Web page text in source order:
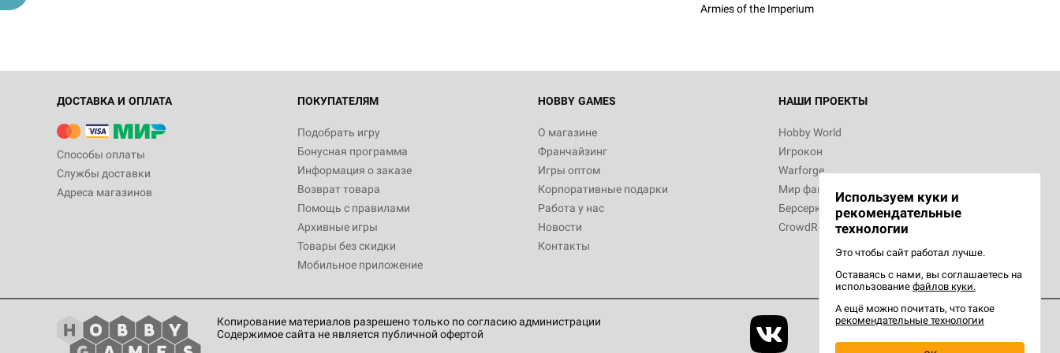
Armies of the Imperium
ДОСТАВКА И ОПЛАТА
Способы оплаты
Службы доставки
Адреса магазинов
ПОКУПАТЕЛЯМ
Подобрать игру
Бонусная программа
Информация о заказе
Возврат товара
Помощь с правилами
Архивные игры
Товары без скидки
Мобильное приложение
HOBBY GAMES
О магазине
Франчайзинг
Игры оптом
Корпоративные подарки
Работа у нас
Новости
Контакты
НАШИ ПРОЕКТЫ
Hobby World
Игрокон
Warforge
Мир фантастики
Берсерк
CrowdRepublic
Копирование материалов разрешено только по согласию администрации
Содержимое сайта не является публичной офертой
Используем куки и
рекомендательные
технологии
Это чтобы сайт работал лучше.
Оставаясь с нами, вы соглашаетесь на
использование файлов куки.
А ещё можно почитать, что такое
рекомендательные технологии
империи: Боевая тревога
799
Настольная игра Hobby World Сумерки
империи. Четвёртая редакция: Грозовой
Рубеж
12 990